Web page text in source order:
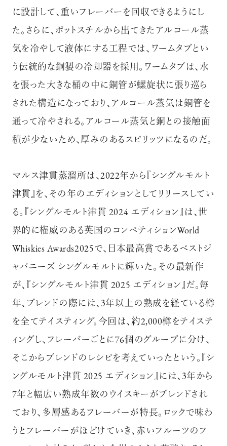
に設計して、重いフレーバーを回収できるようにし
た。さらに、ポットスチルから出てきたアルコール蒸
気を冷やして液体にする工程では、ワームタブとい
う伝統的な銅製の冷却器を採用。ワームタブは、水
を張った大きな桶の中に銅管が螺旋状に張り巡ら
された構造になっており、アルコール蒸気は銅管を
通って冷やされる。アルコール蒸気と銅との接触面
積が少ないため、厚みのあるスピリッツになるのだ。
マルス津貫蒸溜所は、2022年から『シングルモルト
津貫』を、その年のエディションとしてリリースしてい
る。『シングルモルト津貫 2024 エディション』は、世
界的に権威のある英国のコンペティションWorld
Whiskies Awards2025で、日本最高賞であるベストジ
ャパニーズ シングルモルトに輝いた。その最新作
が、『シングルモルト津貫 2025 エディション』だ。毎
年、ブレンドの際には、3年以上の熟成を経ている樽
を全てテイスティング。今回は、約2,000樽をテイステ
ィングし、フレーバーごとに76個のグループに分け、
そこからブレンドのレシピを考えていったという。『シ
ングルモルト津貫 2025 エディション』には、3年から
7年と幅広い熟成年数のウイスキーがブレンドされ
ており、多層感あるフレーバーが特長。ロックで味わ
うとフレーバーがほどけていき、赤いフルーツのフ